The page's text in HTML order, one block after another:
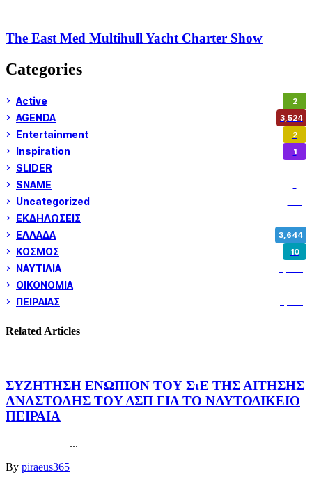
The East Med Multihull Yacht Charter Show
Categories
Active 2
AGENDA 3,524
Entertainment 2
Inspiration 1
SLIDER
SNAME
Uncategorized
ΕΚΔΗΛΩΣΕΙΣ
ΕΛΛΑΔΑ 3,644
ΚΟΣΜΟΣ 10
ΝΑΥΤΙΛΙΑ
ΟΙΚΟΝΟΜΙΑ
ΠΕΙΡΑΙΑΣ
Related Articles
ΣΥΖΗΤΗΣΗ ΕΝΩΠΙΟΝ ΤΟΥ ΣτΕ ΤΗΣ ΑΙΤΗΣΗΣ
ΑΝΑΣΤΟΛΗΣ ΤΟΥ ΔΣΠ ΓΙΑ ΤΟ ΝΑΥΤΟΔΙΚΕΙΟ
ΠΕΙΡΑΙΑ
...
By piraeus365